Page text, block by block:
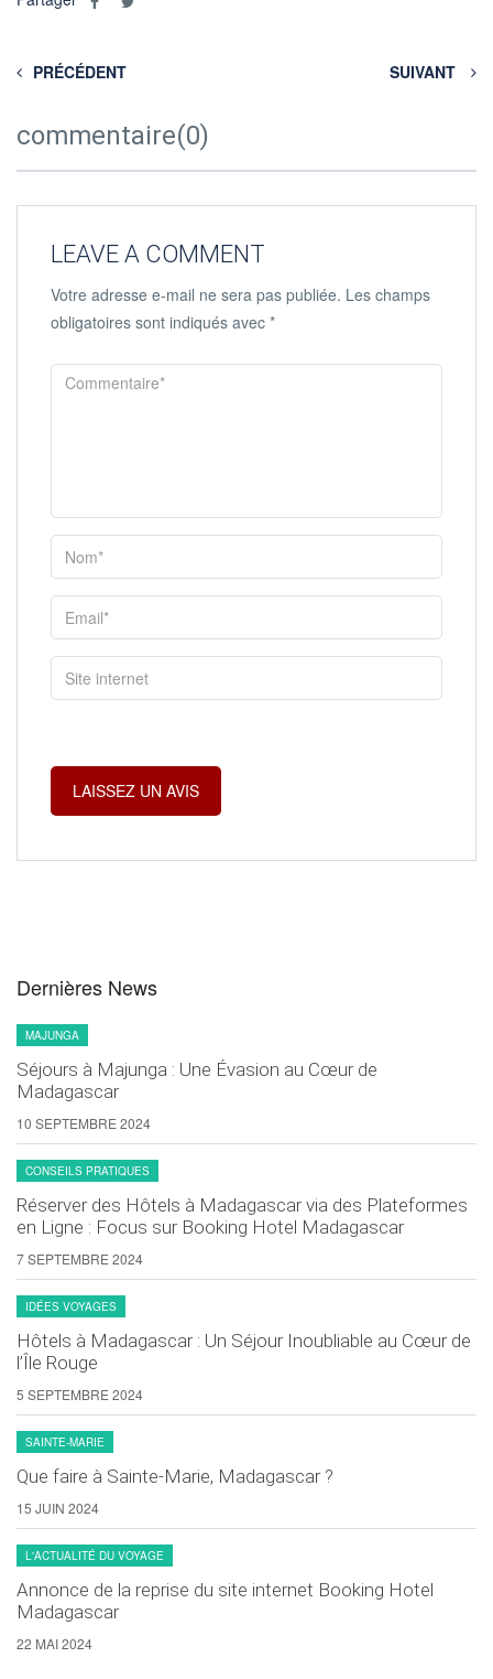
PRÉCÉDENT SUIVANT
commentaire(0)
LEAVE A COMMENT
Votre adresse e-mail ne sera pas publiée. Les champs
obligatoires sont indiqués avec *
Dernières News
MAJUNGA
Séjours à Majunga : Une Évasion au Cœur de
Madagascar
10 SEPTEMBRE 2024
CONSEILS PRATIQUES
Réserver des Hôtels à Madagascar via des Plateformes
en Ligne : Focus sur Booking Hotel Madagascar
7 SEPTEMBRE 2024
IDÉES VOYAGES
Hôtels à Madagascar : Un Séjour Inoubliable au Cœur de
l’Île Rouge
5 SEPTEMBRE 2024
SAINTE-MARIE
Que faire à Sainte-Marie, Madagascar ?
15 JUIN 2024
L'ACTUALITÉ DU VOYAGE
Annonce de la reprise du site internet Booking Hotel
Madagascar
22 MAI 2024